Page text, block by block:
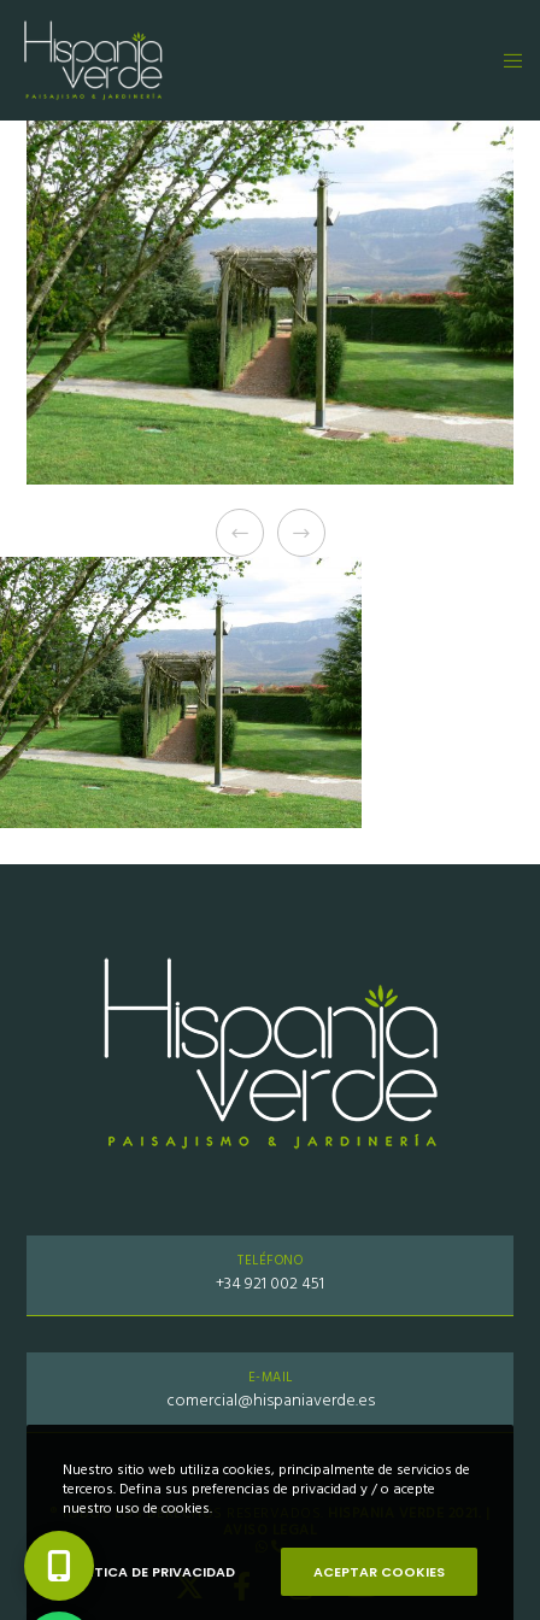
TELÉFONO
+34 921 002 451
E-MAIL
comercial@hispaniaverde.es
® TODOS LOS DERECHOS RESERVADOS.
Nuestro sitio web utiliza cookies, principalmente de servicios de
terceros. Defina sus preferencias de privacidad y / o acepte
nuestro uso de cookies.
POLÍTICA DE PRIVACIDAD ACEPTAR COOKIES